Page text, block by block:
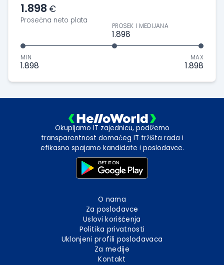
1.898 €
Prosečna neto plata
MIN
1.898
PROSEK I MEDIJANA
1.898
MAX
1.898
Okupljamo IT zajednicu, podižemo
transparentnost domaćeg IT tržišta rada i
efikasno spajamo kandidate i poslodavce.
O nama
Za poslodavce
Uslovi korišćenja
Politika privatnosti
Uklonjeni profili poslodavaca
Za medije
Kontakt